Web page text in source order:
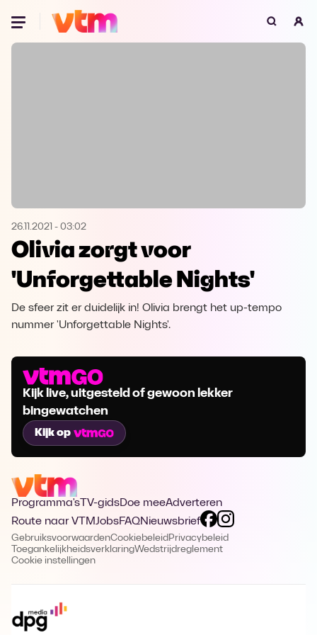
Oeps, browser niet ondersteund
Microsoft Edge
Opera Download
26.11.2021 - 03:02
Olivia zorgt voor
'Unforgettable Nights'
De sfeer zit er duidelijk in! Olivia brengt het up-tempo
nummer 'Unforgettable Nights'.
Kijk live, uitgesteld of gewoon lekker
bingewatchen
Kijk op
Programma's TV-gidsDoe meeAdverteren
Route naar VTMJobsFAQNieuwsbrief
GebruiksvoorwaardenCookiebeleidPrivacybeleid
ToegankelijkheidsverklaringWedstrijdreglement
Cookie instellingen